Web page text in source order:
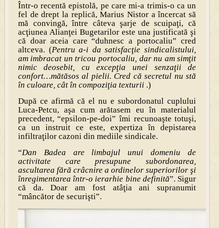
Într-o recentă epistolă, pe care mi-a trimis-o ca un
fel de drept la replică, Marius Nistor a încercat să
mă convingă, între câteva şarje de scuipaţi, că
acţiunea Alianţei Bugetarilor este una justificată şi
că doar aceia care “duhnesc a portocaliu” cred
altceva. (Pentru a-i da satisfacţie sindicalistului,
am imbracat un tricou portocaliu, dar nu am simţit
nimic deosebit, cu excepţia unei senzaţii de
confort…mătăsos al pielii. Cred că secretul nu stă
în culoare, cât în compoziţia texturii .)
După ce afirmă că el nu e subordonatul cuplului
Luca-Petcu, aşa cum arătasem eu în materialul
precedent, “epsilon-pe-doi” îmi recunoaşte totuşi,
ca un instruit ce este, expertiza în depistarea
infiltraţilor cazoni din mediile sindicale.
“Dan Badea are limbajul unui domeniu de
activitate care presupune subordonarea,
ascultarea fără crâcnire a ordinelor superiorilor şi
înregimentarea într-o ierarhie bine definită”. Sigur
că da. Doar am fost atâţia ani supranumit
“mâncător de securişti”.